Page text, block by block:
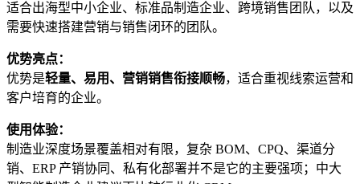
适合出海型中小企业、标准品制造企业、跨境销售团队，以及
需要快速搭建营销与销售闭环的团队。
优势亮点：
优势是轻量、易用、营销销售衔接顺畅，适合重视线索运营和
客户培育的企业。
使用体验：
制造业深度场景覆盖相对有限，复杂 BOM、CPQ、渠道分
销、ERP 产销协同、私有化部署并不是它的主要强项；中大